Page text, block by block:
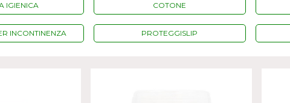
IGIENICA COTONE
INCONTINENZA PROTEGGISLIP